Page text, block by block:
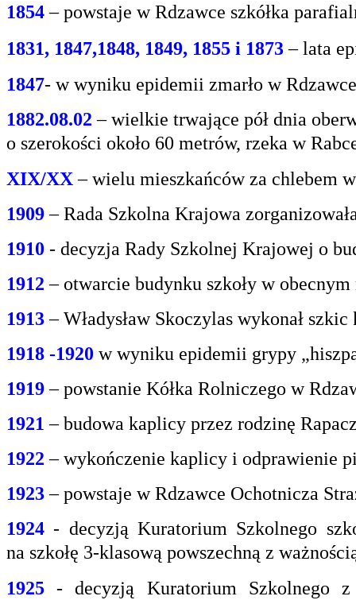
1854 – powstaje w Rdzawce szkółka
1831, 1847,1848, 1849, 1855 i 1873 – lata
1847- w wyniku epidemii zmarło w
1882.08.02 – wielkie trwające pół dnia
o szerokości około 60 metrów, rzeka w
XIX/XX– wielu mieszkańców za chlebem
1909 – Rada Szkolna Krajowa
1910 - decyzja Rady Szkolnej Krajowej o
1912 – otwarcie budynku szkoły w
1913– Władysław Skoczylas wykonał
1918 -1920 w wyniku epidemii grypy
1919– powstanie Kółka Rolniczego w
1921 – budowa kaplicy przez rodzinę
1922 – wykończenie kaplicy i odprawienie
1923– powstaje w Rdzawce Ochotnicza
1924 - decyzją Kuratorium Szkolnego
na szkołę 3-klasową powszechną z
1925 - decyzją Kuratorium Szkolnego